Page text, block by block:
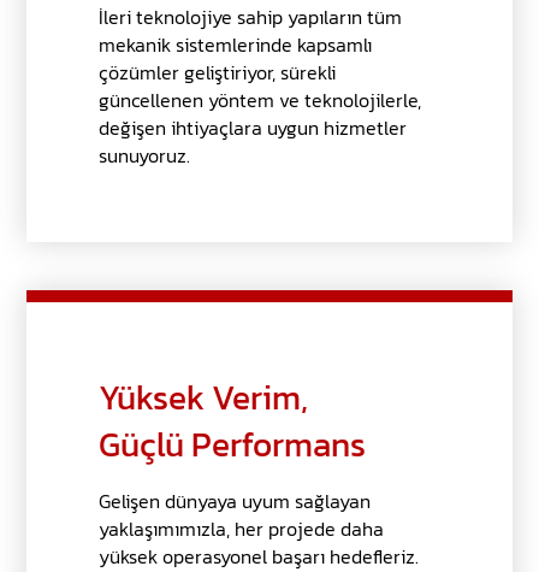
İleri teknolojiye sahip yapıların tüm
mekanik sistemlerinde kapsamlı
çözümler geliştiriyor, sürekli
güncellenen yöntem ve teknolojilerle,
değişen ihtiyaçlara uygun hizmetler
sunuyoruz.
Yüksek Verim,
Güçlü Performans
Gelişen dünyaya uyum sağlayan
yaklaşımımızla, her projede daha
yüksek operasyonel başarı hedefleriz.